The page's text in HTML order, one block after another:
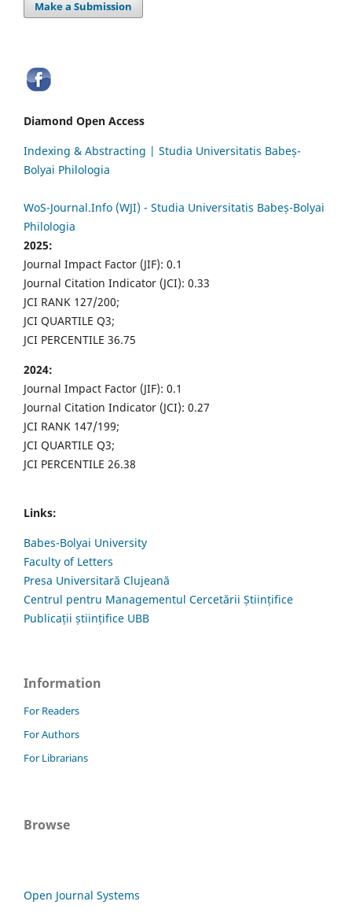
Make a Submission
Diamond Open Access
Indexing & Abstracting | Studia Universitatis Babeș-
Bolyai Philologia
WoS-Journal.Info (WJI) - Studia Universitatis Babeș-Bolyai
Philologia
2025:
Journal Impact Factor (JIF): 0.1
Journal Citation Indicator (JCI): 0.33
JCI RANK 127/200;
JCI QUARTILE Q3;
JCI PERCENTILE 36.75
2024:
Journal Impact Factor (JIF): 0.1
Journal Citation Indicator (JCI): 0.27
JCI RANK 147/199;
JCI QUARTILE Q3;
JCI PERCENTILE 26.38
Links:
Babes-Bolyai University
Faculty of Letters
Presa Universitară Clujeană
Centrul pentru Managementul Cercetării Științifice
Publicații științifice UBB
Information
For Readers
For Authors
For Librarians
Browse
Open Journal Systems